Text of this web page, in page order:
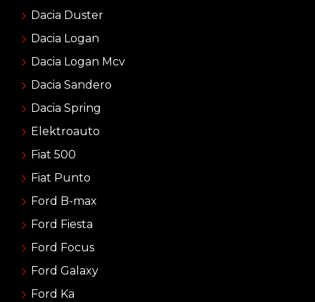
Dacia Duster
Dacia Logan
Dacia Logan Mcv
Dacia Sandero
Dacia Spring
Elektroauto
Fiat 500
Fiat Punto
Ford B-max
Ford Fiesta
Ford Focus
Ford Galaxy
Ford Ka